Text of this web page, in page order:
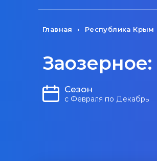
Главная Республика Крым
Сезон
с Февраля по Декабрь